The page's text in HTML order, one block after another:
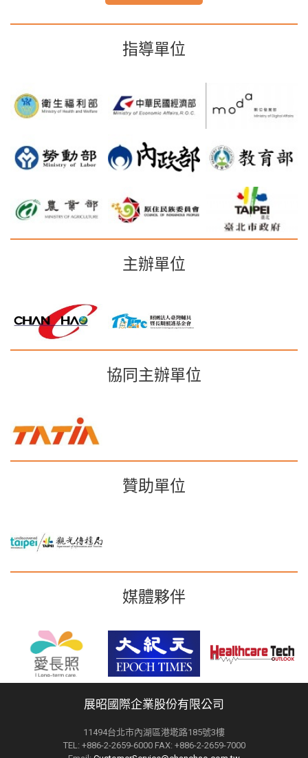
指導單位
主辦單位
協同主辦單位
贊助單位
媒體夥伴
展昭國際企業股份有限公司
11494台北市內湖區港墘路185號3樓
TEL: +886-2-2659-6000 FAX: +886-2-2659-7000